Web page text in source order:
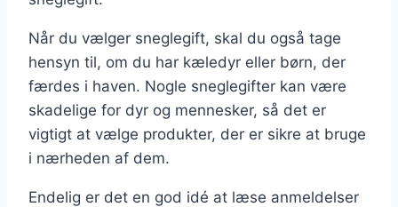
Når du vælger sneglegift, skal du også tage
hensyn til, om du har kæledyr eller børn, der
færdes i haven. Nogle sneglegifter kan være
skadelige for dyr og mennesker, så det er
vigtigt at vælge produkter, der er sikre at bruge
i nærheden af dem.
Endelig er det en god idé at læse anmeldelser